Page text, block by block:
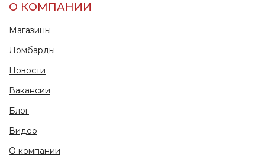
О КОМПАНИИ
Магазины
Ломбарды
Новости
Вакансии
Блог
Видео
О компании